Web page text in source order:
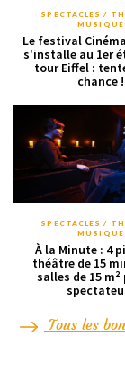
SPECTACLES /
MUSIQUE
Le festival
s'installe au 1er
tour Eiffel :
chance !
SPECTACLES /
MUSIQUE
À la Minute : 4
théâtre de 15
salles de 15 m²
Tous les